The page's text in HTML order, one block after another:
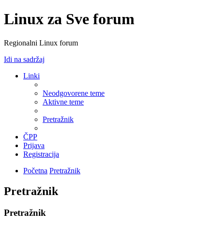
Linux za Sve forum
Regionalni Linux forum
Idi na sadržaj
Linki
Neodgovorene teme
Aktivne teme
Pretražnik
ČPP
Prijava
Registracija
Početna Pretražnik
Pretražnik
Pretražnik